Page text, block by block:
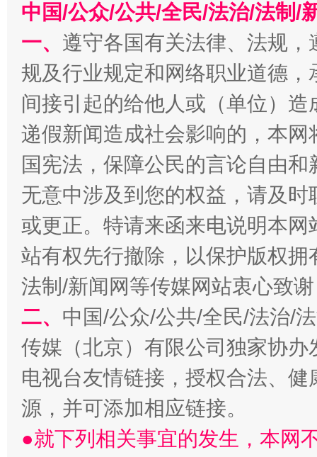
东山县通报“牛蛙产品抗生素超标问题” 法
千年窑火 生生不息 一
中国/公众/公共/全民/法治/法制/
一、 遵守各国有关法律、法规
规及行业规定和网络职业道德
间接引起的给他人或（单位）
递假新闻造成社会影响的，本
国宪法，保障公民的言论自由
无意中涉及到您的权益，请及
或更正。特请来函来电说明本
站有权先行撤除，以保护版权
法制/新闻网等传媒网站衷心致
二、 中国/公众/公共/全民/法治/
传媒（北京）有限公司独家协
电视台友情链接，授权合法、
源，并可添加相应链接。
●就下列相关事宜的发生，本网